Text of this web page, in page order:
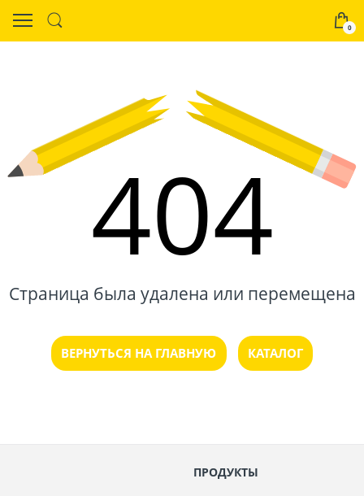
0
404
Страница была удалена или перемещена
ВЕРНУТЬСЯ НА ГЛАВНУЮ КАТАЛОГ
ПРОДУКТЫ